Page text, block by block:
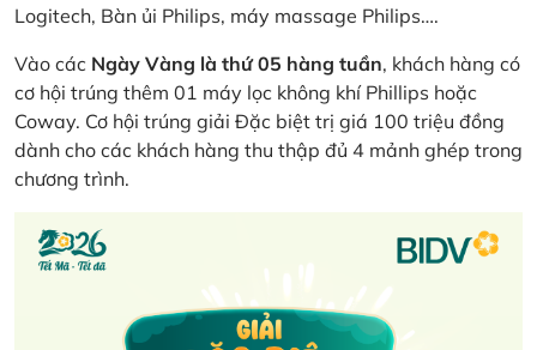
Logitech, Bàn ủi Philips, máy massage Philips….
Vào các Ngày Vàng là thứ 05 hàng tuần, khách hàng có
cơ hội trúng thêm 01 máy lọc không khí Phillips hoặc
Coway. Cơ hội trúng giải Đặc biệt trị giá 100 triệu đồng
dành cho các khách hàng thu thập đủ 4 mảnh ghép trong
chương trình.